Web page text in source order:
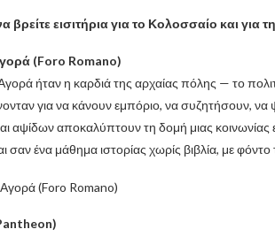
βρείτε εισιτήρια για το Κολοσσαίο και
(Foro Romano)
ήταν η καρδιά της αρχαίας πόλης — το
για να κάνουν εμπόριο, να συζητήσουν, να
αψίδων αποκαλύπτουν τη δομή μιας κοινωνίας
σαν ένα μάθημα ιστορίας χωρίς βιβλία, με